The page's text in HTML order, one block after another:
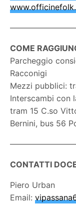
COME
Parcheggio
Racconigi
Mezzi pubblici:
Interscambi con
tram 15 C.so
Bernini, bus 56
CONTATTI
Piero Urban
Email: